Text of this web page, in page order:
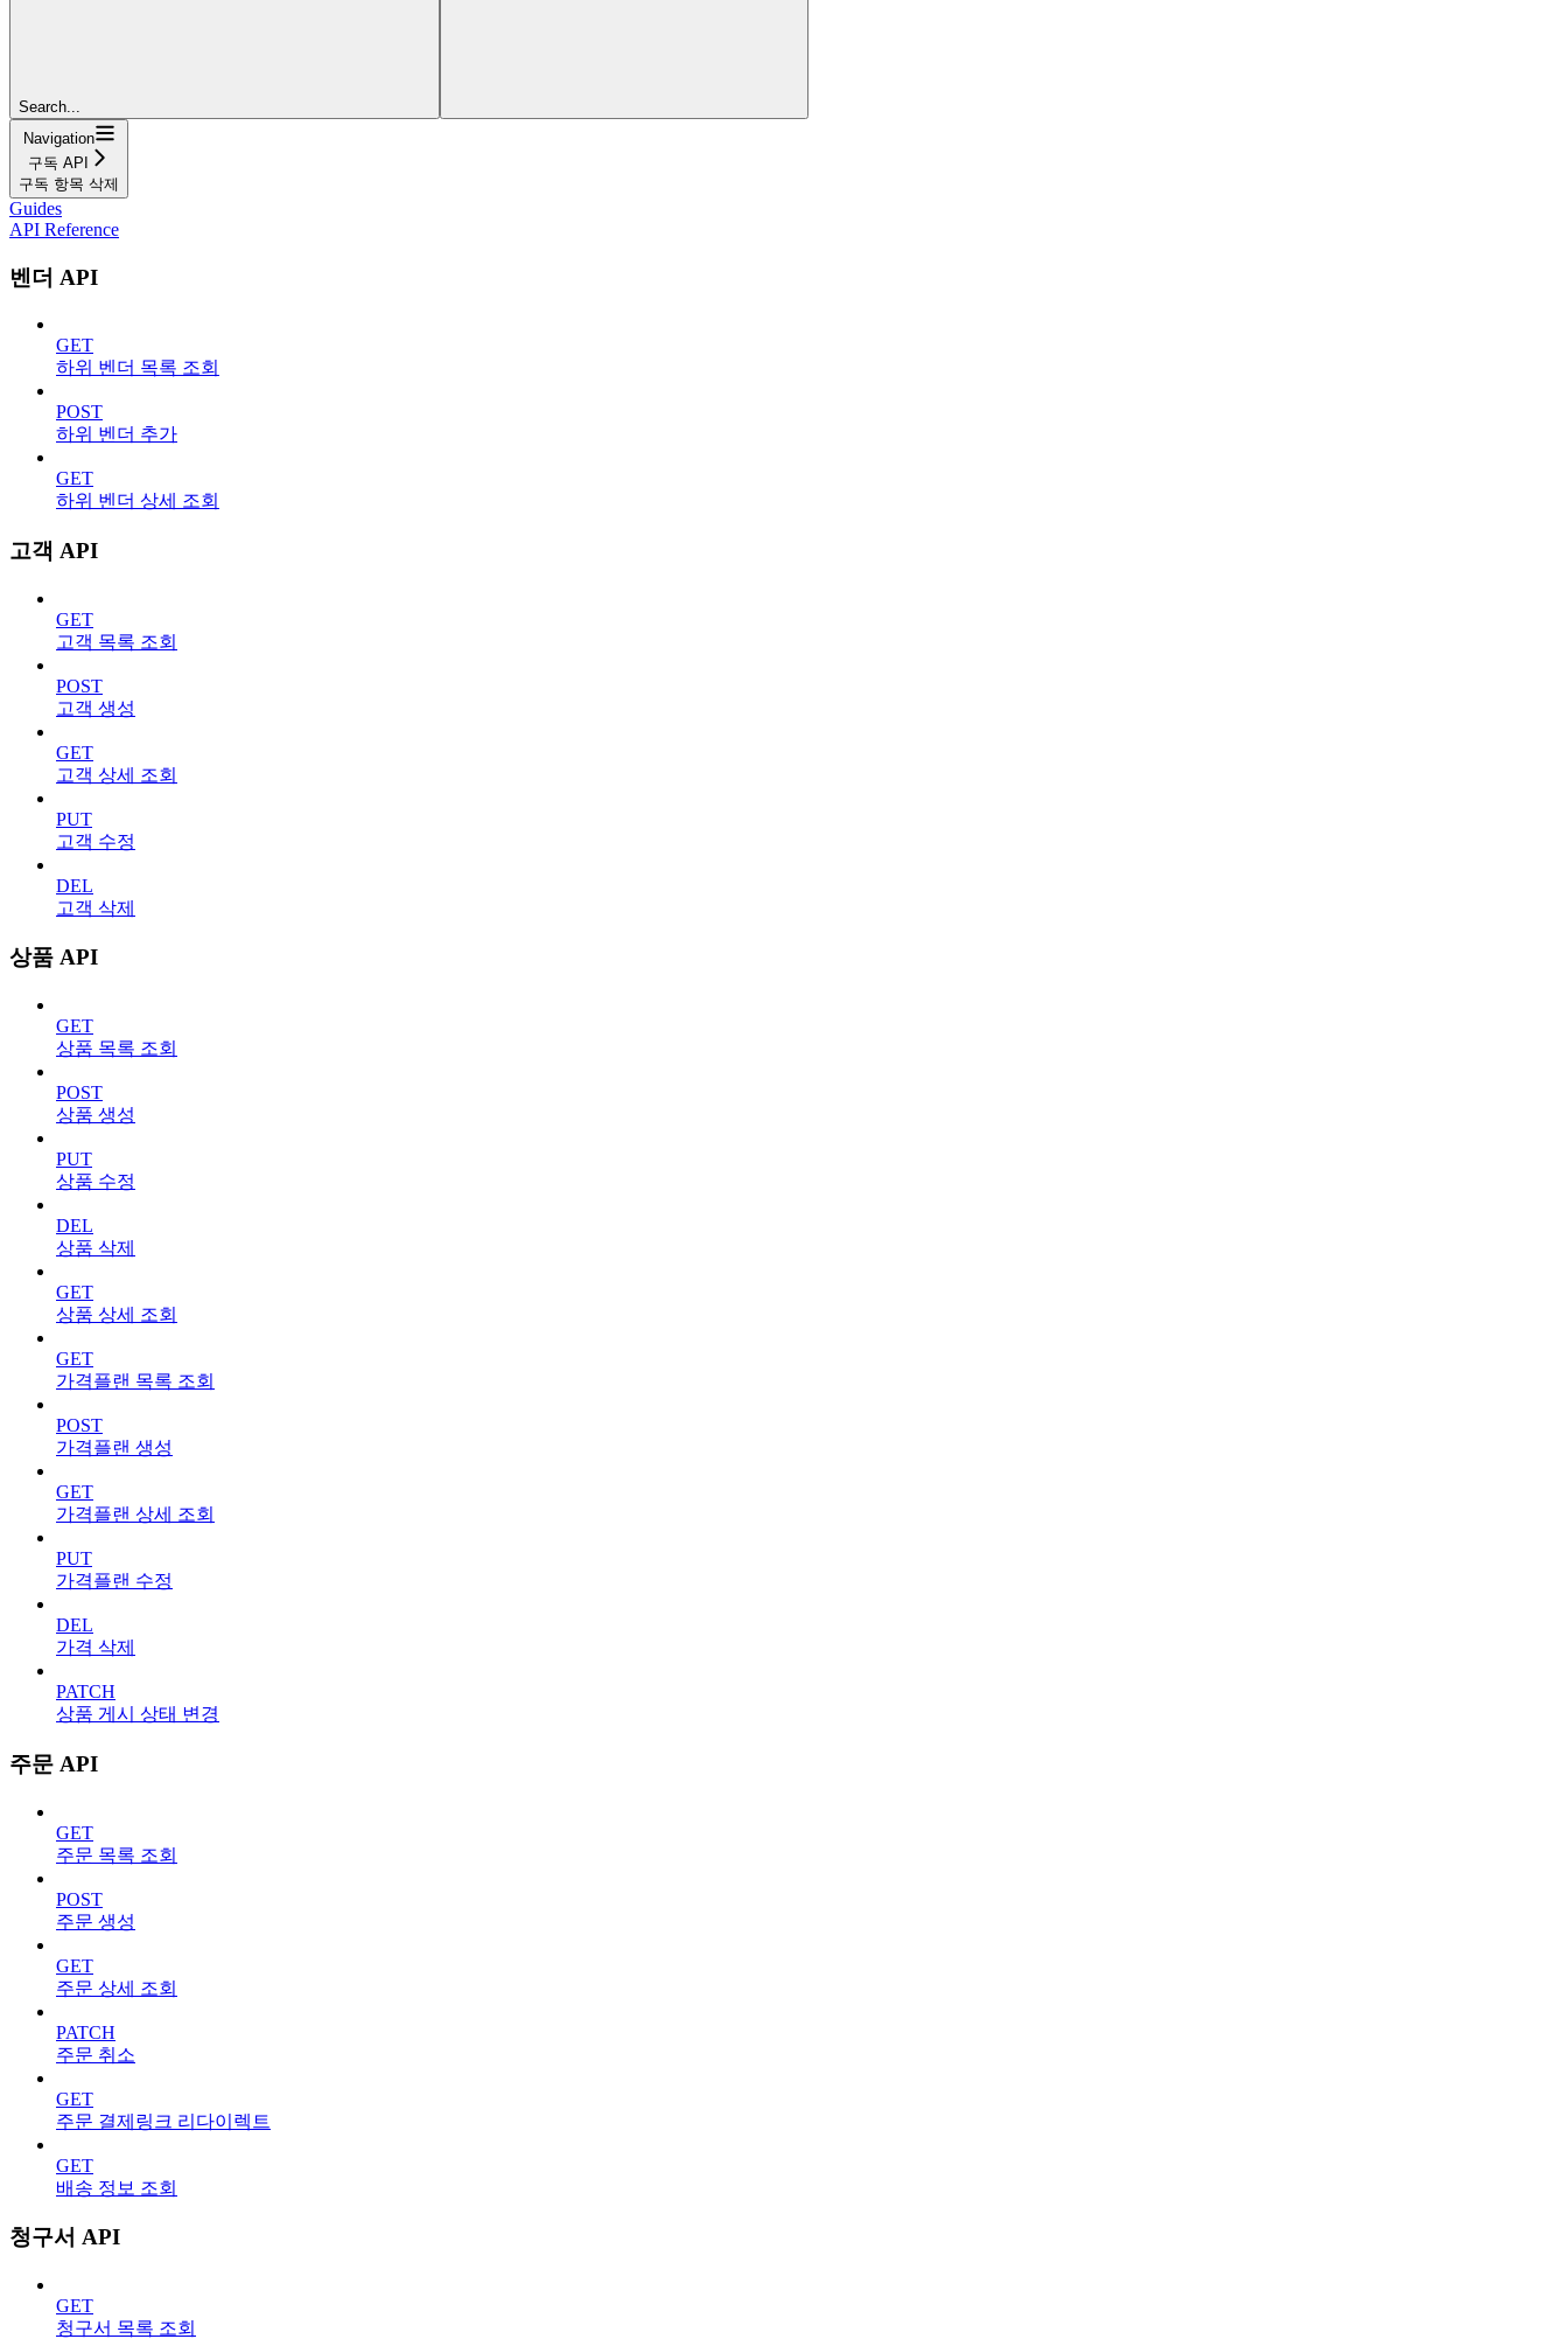
Search...
Navigation
구독 API
구독 항목 삭제
Guides
API Reference
벤더 API
GET
하위 벤더 목록 조회
POST
하위 벤더 추가
GET
하위 벤더 상세 조회
고객 API
GET
고객 목록 조회
POST
고객 생성
GET
고객 상세 조회
PUT
고객 수정
DEL
고객 삭제
상품 API
GET
상품 목록 조회
POST
상품 생성
PUT
상품 수정
DEL
상품 삭제
GET
상품 상세 조회
GET
가격플랜 목록 조회
POST
가격플랜 생성
GET
가격플랜 상세 조회
PUT
가격플랜 수정
DEL
가격 삭제
PATCH
상품 게시 상태 변경
주문 API
GET
주문 목록 조회
POST
주문 생성
GET
주문 상세 조회
PATCH
주문 취소
GET
주문 결제링크 리다이렉트
GET
배송 정보 조회
청구서 API
GET
청구서 목록 조회